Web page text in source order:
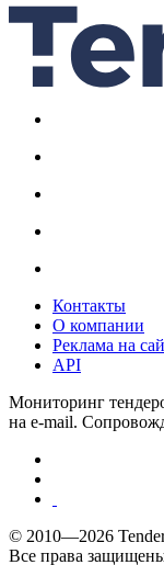
Контакты
О компании
Реклама на
API
Мониторинг
на e-mail.
© 2010—2026
Все права